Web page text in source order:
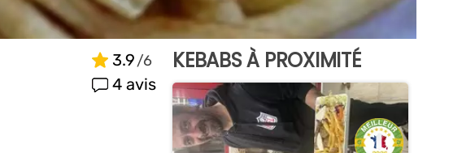
3.9
4 avis
KEBABS À PROXIMITÉ